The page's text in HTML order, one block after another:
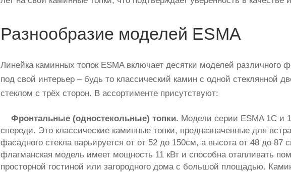
Разнообразие моделей ESMA
Линейка каминных топок ESMA включает десятки моделей различного
под свой интерьер – будь то классический камин с одной стеклянной
стеклом с трёх сторон. В ассортименте присутствуют:
Фронтальные (одностекольные) топки. Модели серии ESMA 1C и
спереди. Это классические каминные топки, предназначенные для
фасадного стекла варьируется от от 52 до 150см, а высота от 48 до
флагманская модель имеет мощность 11 кВт и способна отапливать
просторной гостиной или загородного дома с большой площадью.